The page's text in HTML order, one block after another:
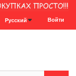
Войти
Русский